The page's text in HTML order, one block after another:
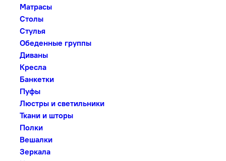
Матрасы
Столы
Стулья
Обеденные группы
Диваны
Кресла
Банкетки
Пуфы
Люстры и светильники
Ткани и шторы
Полки
Вешалки
Зеркала